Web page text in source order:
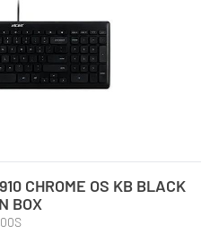
CHROME OS KB BLACK
BOX